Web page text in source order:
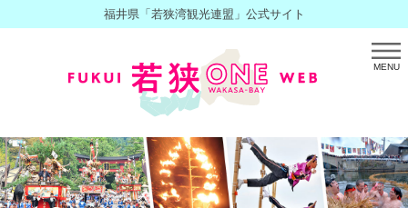
福井県「若狭湾観光連盟」公式サイト
MENU